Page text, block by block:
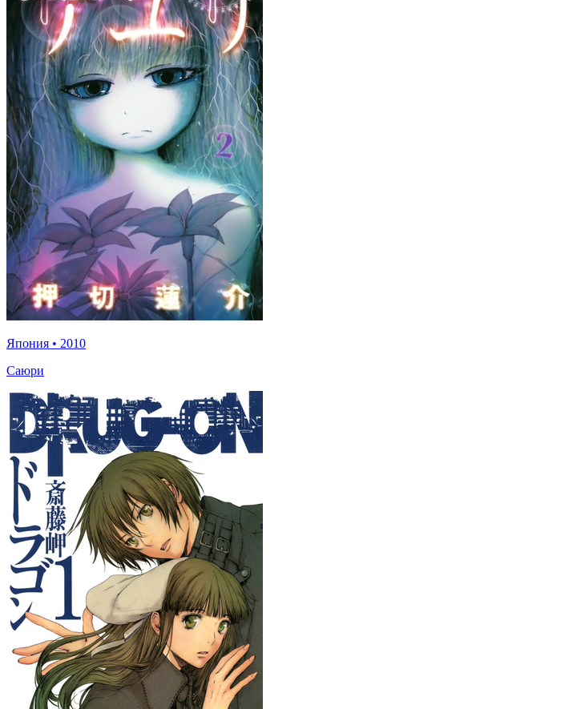
Япония • 2010
Саюри